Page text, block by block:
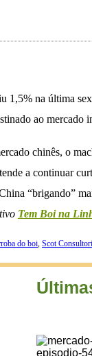
1,5% na última
ao
chinês, o
a continuar
“brigando”
Tem Boi na
do boi, Scot